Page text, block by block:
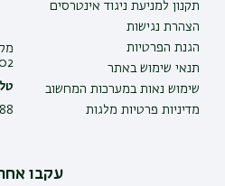
תקנון למניעת ניגוד אינטרסים
הצהרת נגישות
הגנת הפרטיות
תנאי שימוש באתר
שימוש נאות במערכות המחשוב
מדיניות פרטיות מלגות
עקבו